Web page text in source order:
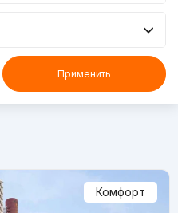
Применить
Комфорт